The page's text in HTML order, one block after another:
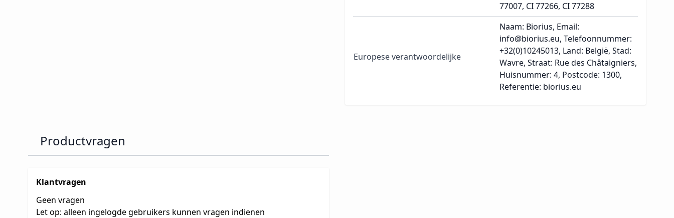
77007, CI 77266, CI 77288
Europese verantwoordelijke
Naam: Biorius, Email:
info@biorius.eu, Telefoonnummer:
+32(0)10245013, Land: België, Stad:
Wavre, Straat: Rue des Châtaigniers,
Huisnummer: 4, Postcode: 1300,
Referentie: biorius.eu
Productvragen
Klantvragen
Geen vragen
Let op: alleen ingelogde gebruikers kunnen vragen indienen